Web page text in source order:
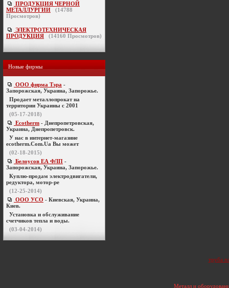
ПРОДУКЦИЯ ЧЕРНОЙ
МЕТАЛЛУРГИИ
(14788
Просмотров)
ЭЛЕКТРОТЕХНИЧЕСКАЯ
ПРОДУКЦИЯ
(14160 Просмотров)
Новые фирмы
ООО фирма Тэра -
Запорожская, Украина, Запорожье.
Продает металлопрокат на
территории Украины с 2001
(05-17-2018)
Ecotherm - Днепропетровская,
Украина, Днепропетровск.
У нас в интернет-магазине
ecotherm.Com.Ua Вы может
(02-18-2015)
Белоусов ЕА ФЛП -
Запорожская, Украина, Запорожье.
Куплю-продам электродвигатели,
редуктора, мотор-ре
(12-25-2014)
ООО УСО - Киевская, Украина,
Киев.
Установка и обслуживание
счетчиков тепла и воды.
(03-04-2014)
труба
Металл и